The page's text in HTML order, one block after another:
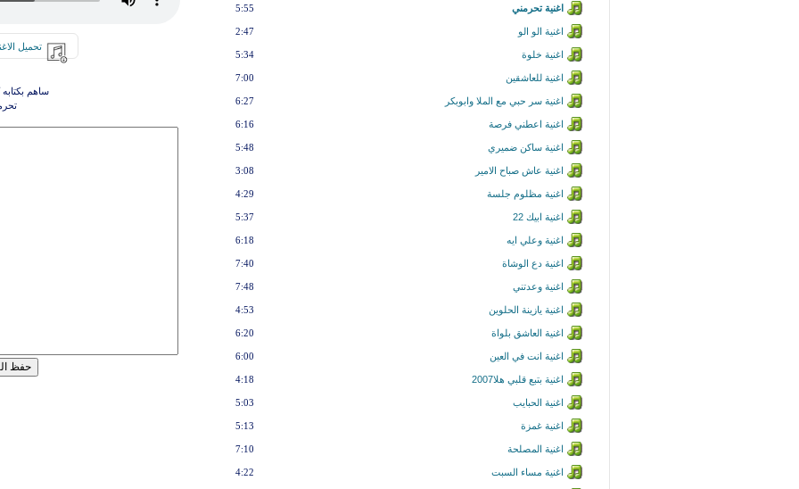
اغنية تحرمني 5:55
اغنية الو الو 2:47
اغنية خلوة 5:34
اغنية للعاشقين 7:00
اغنية سر حبي مع الملا وابوبكر 6:27
اغنية اعطني فرصة 6:16
اغنية ساكن ضميري 5:48
اغنية عاش صباح الامير 3:08
اغنية مظلوم جلسة 4:29
اغنية ابيك 22 5:37
اغنية وعلي ايه 6:18
اغنية دع الوشاة 7:40
اغنية وعدتني 7:48
اغنية يازينة الحلوين 4:53
اغنية العاشق بلواة 6:20
اغنية انت في العين 6:00
اغنية بتبع قلبي هلا2007 4:18
اغنية الحبايب 5:03
اغنية غمزة 5:13
اغنية المصلحة 7:10
اغنية مساء السبت 4:22
تحميل
ساهم بكتابه